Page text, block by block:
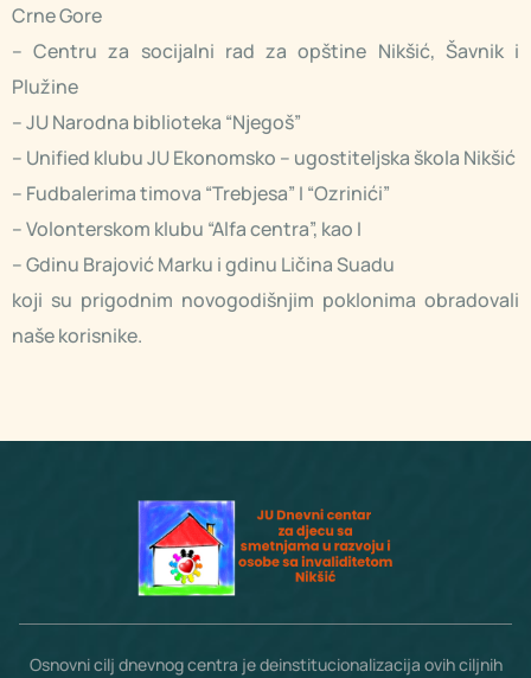
Crne Gore
– Centru za socijalni rad za opštine Nikšić, Šavnik i
Plužine
– JU Narodna biblioteka “Njegoš”
– Unified klubu JU Ekonomsko – ugostiteljska škola Nikšić
– Fudbalerima timova “Trebjesa” I “Ozrinići”
– Volonterskom klubu “Alfa centra”, kao I
– Gdinu Brajović Marku i gdinu Ličina Suadu
koji su prigodnim novogodišnjim poklonima obradovali
naše korisnike.
Osnovni cilj dnevnog centra je deinstitucionalizacija ovih ciljnih